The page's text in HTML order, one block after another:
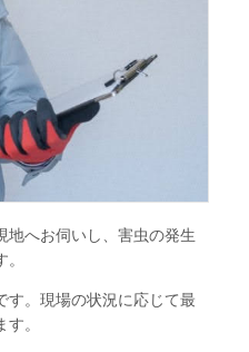
地へお伺いし、害虫の発生
す。現場の状況に応じて最
。